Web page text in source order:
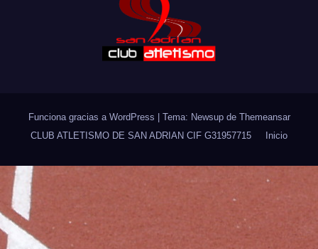
Funciona gracias a WordPress Tema: Newsup de Themeansar
CLUB ATLETISMO DE SAN ADRIAN CIF G31957715
Inicio